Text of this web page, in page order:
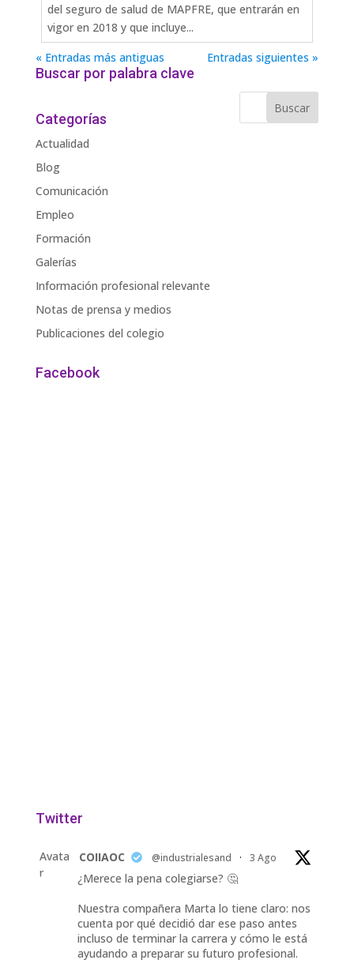
del seguro de salud de MAPFRE, que entrarán en
vigor en 2018 y que incluye...
« Entradas más antiguas Entradas siguientes »
Buscar por palabra clave
Categorías
Actualidad
Blog
Comunicación
Empleo
Formación
Galerías
Información profesional relevante
Notas de prensa y medios
Publicaciones del colegio
Facebook
Twitter
Avata
r
COIIAOC @industrialesand · 3 Ago
¿Merece la pena colegiarse? 🤔
Nuestra compañera Marta lo tiene claro: nos
cuenta por qué decidió dar ese paso antes
incluso de terminar la carrera y cómo le está
ayudando a preparar su futuro profesional.